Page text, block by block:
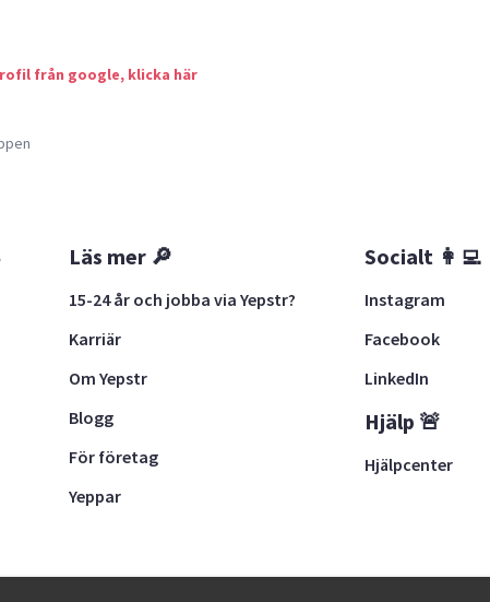
från google, klicka här
Läs mer 🔎
15-24 år och jobba via Yepstr?
Karriär
Om Yepstr
Blogg
För företag
Yeppar
Socialt 👩‍💻
Instagram
Facebook
LinkedIn
Hjälp 🚨
Hjälpcenter